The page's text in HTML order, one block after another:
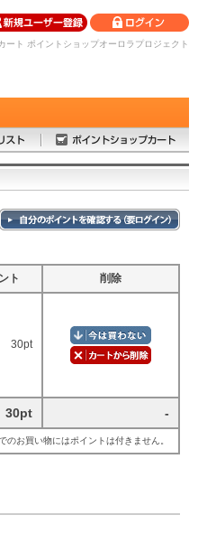
ート ポイントショップオーロラプロジェクト
ト 削除
30pt
30pt -
のお買い物にはポイントは付きません。